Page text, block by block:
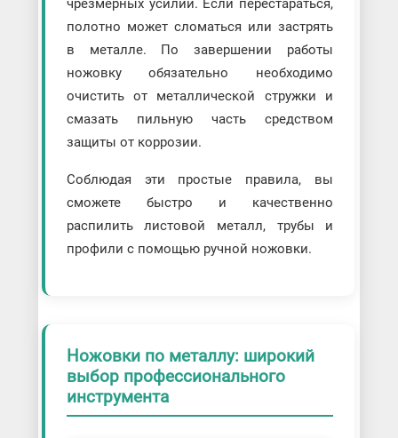
чрезмерных усилий. Если перестараться,
полотно может сломаться или застрять
в металле. По завершении работы
ножовку обязательно необходимо
очистить от металлической стружки и
смазать пильную часть средством
защиты от коррозии.
Соблюдая эти простые правила, вы
сможете быстро и качественно
распилить листовой металл, трубы и
профили с помощью ручной ножовки.
Ножовки по металлу: широкий
выбор профессионального
инструмента